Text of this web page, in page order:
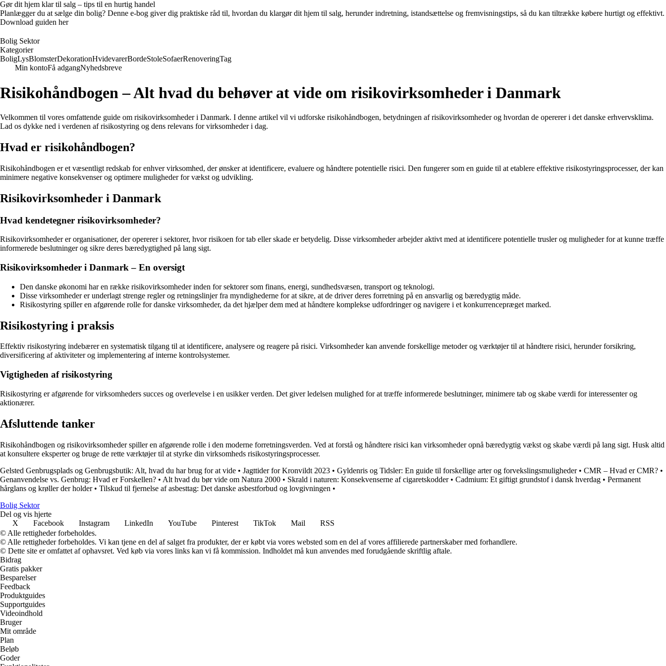
Gør dit hjem klar til salg – tips til en hurtig handel
Planlægger du at sælge din bolig? Denne e-bog giver dig praktiske råd til, hvordan du klargør dit hjem til salg, herunder indretning, istandsættelse og fremvisningstips, så du kan tiltrække købere hurtigt og effektivt.
Download guiden her
Bolig Sektor
Kategorier
BoligLysBlomsterDekorationHvidevarerBordeStoleSofaerRenoveringTag
Min kontoFå adgangNyhedsbreve
Risikohåndbogen – Alt hvad du behøver at vide om risikovirksomheder i Danmark
Velkommen til vores omfattende guide om risikovirksomheder i Danmark. I denne artikel vil vi udforske risikohåndbogen, betydningen af risikovirksomheder og hvordan de opererer i det danske erhvervsklima.
Lad os dykke ned i verdenen af risikostyring og dens relevans for virksomheder i dag.
Hvad er risikohåndbogen?
Risikohåndbogen er et væsentligt redskab for enhver virksomhed, der ønsker at identificere, evaluere og håndtere potentielle risici. Den fungerer som en guide til at etablere effektive risikostyringsprocesser, der kan
minimere negative konsekvenser og optimere muligheder for vækst og udvikling.
Risikovirksomheder i Danmark
Hvad kendetegner risikovirksomheder?
Risikovirksomheder er organisationer, der opererer i sektorer, hvor risikoen for tab eller skade er betydelig. Disse virksomheder arbejder aktivt med at identificere potentielle trusler og muligheder for at kunne træffe
informerede beslutninger og sikre deres bæredygtighed på lang sigt.
Risikovirksomheder i Danmark – En oversigt
Den danske økonomi har en række risikovirksomheder inden for sektorer som finans, energi, sundhedsvæsen, transport og teknologi.
Disse virksomheder er underlagt strenge regler og retningslinjer fra myndighederne for at sikre, at de driver deres forretning på en ansvarlig og bæredygtig måde.
Risikostyring spiller en afgørende rolle for danske virksomheder, da det hjælper dem med at håndtere komplekse udfordringer og navigere i et konkurrencepræget marked.
Risikostyring i praksis
Effektiv risikostyring indebærer en systematisk tilgang til at identificere, analysere og reagere på risici. Virksomheder kan anvende forskellige metoder og værktøjer til at håndtere risici, herunder forsikring,
diversificering af aktiviteter og implementering af interne kontrolsystemer.
Vigtigheden af risikostyring
Risikostyring er afgørende for virksomheders succes og overlevelse i en usikker verden. Det giver ledelsen mulighed for at træffe informerede beslutninger, minimere tab og skabe værdi for interessenter og
aktionærer.
Afsluttende tanker
Risikohåndbogen og risikovirksomheder spiller en afgørende rolle i den moderne forretningsverden. Ved at forstå og håndtere risici kan virksomheder opnå bæredygtig vækst og skabe værdi på lang sigt. Husk altid
at konsultere eksperter og bruge de rette værktøjer til at styrke din virksomheds risikostyringsprocesser.
Gelsted Genbrugsplads og Genbrugsbutik: Alt, hvad du har brug for at vide • Jagttider for Kronvildt 2023 • Gyldenris og Tidsler: En guide til forskellige arter og forvekslingsmuligheder• CMR – Hvad er CMR? •
Genanvendelse vs. Genbrug: Hvad er Forskellen? • Alt hvad du bør vide om Natura 2000 • Skrald i naturen: Konsekvenserne af cigaretskodder• Cadmium: Et giftigt grundstof i dansk hverdag • Permanent
hårglans og krøller der holder• Tilskud til fjernelse af asbesttag: Det danske asbestforbud og lovgivningen •
Bolig Sektor
Del og vis hjerte
X
Facebook Instagram LinkedIn YouTube Pinterest TikTok Mail
RSS
© Alle rettigheder forbeholdes.
© Alle rettigheder forbeholdes. Vi kan tjene en del af salget fra produkter, der er købt via vores websted som en del af vores affilierede partnerskaber med forhandlere.
© Dette site er omfattet af ophavsret. Ved køb via vores links kan vi få kommission. Indholdet må kun anvendes med forudgående skriftlig aftale.
Bidrag
Gratis pakker
Besparelser
Feedback
Produktguides
Supportguides
Videoindhold
Bruger
Mit område
Plan
Beløb
Goder